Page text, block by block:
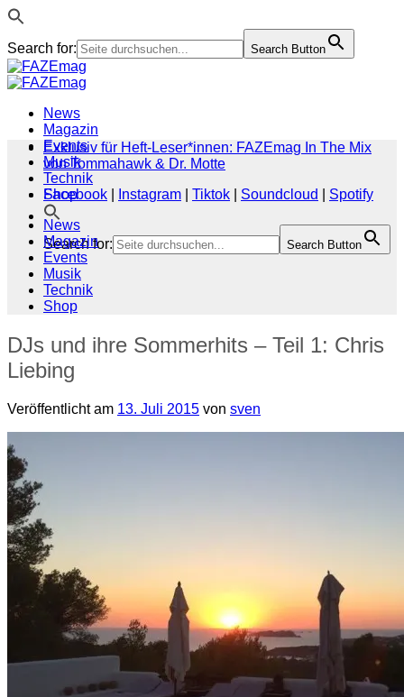
Search for: Search Button
Zum
Inhalt
News
Magazin
Events
Musik
Technik
Shop
Search for: Search Button
Exklusiv für Heft-Leser*innen: FAZEmag In The Mix
von Tommahawk & Dr. Motte
Facebook
Instagram Tiktok Soundcloud
Spotify
News
Magazin
Events
Musik
Technik
Shop
DJs und ihre Sommerhits – Teil 1: Chris
Liebing
Veröffentlicht am 13. Juli 2015 von sven